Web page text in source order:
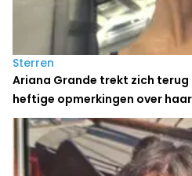
Sterren
Ariana Grande trekt zich
heftige opmerkingen over